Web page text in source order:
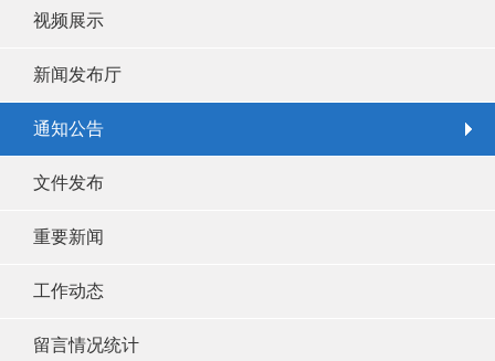
视频展示
新闻发布厅
通知公告
文件发布
重要新闻
工作动态
留言情况统计